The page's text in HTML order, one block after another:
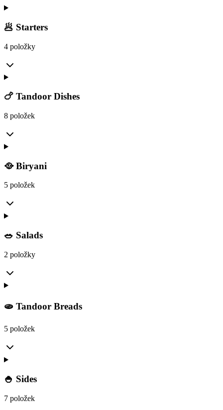
🥟 Starters
4 položky
🍗 Tandoor Dishes
8 položek
🥘 Biryani
5 položek
🥗 Salads
2 položky
🫓 Tandoor Breads
5 položek
🍚 Sides
7 položek